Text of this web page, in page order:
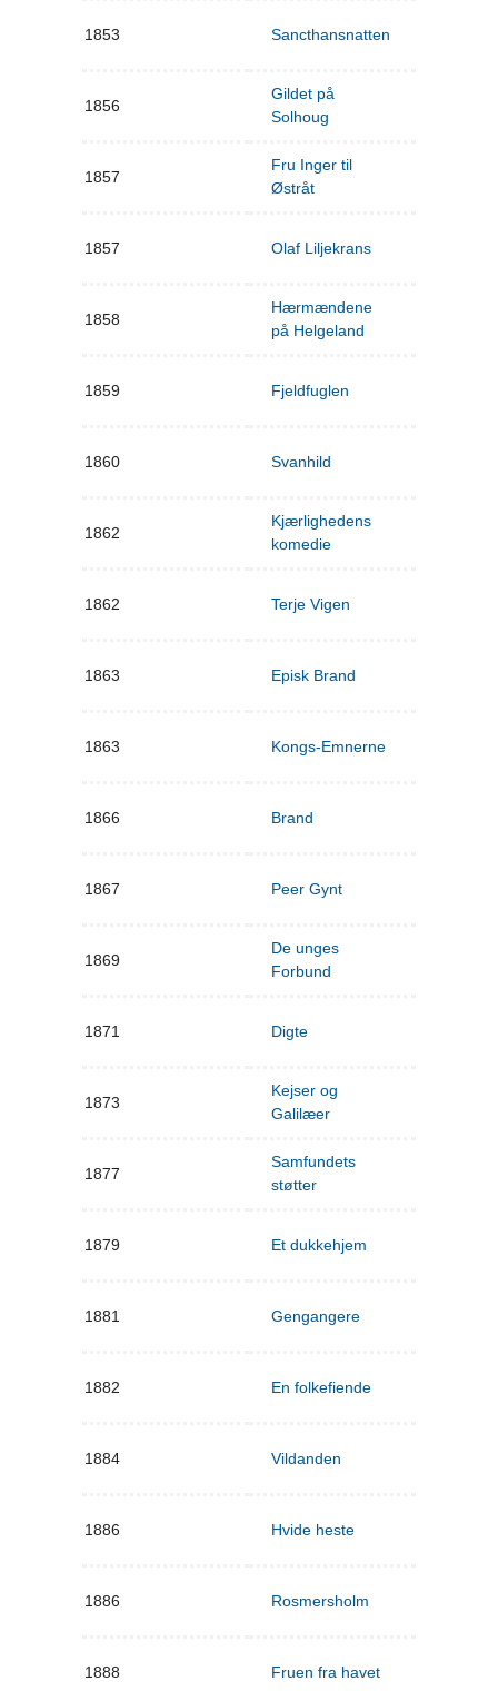
1853 Sancthansnatten
1856
Gildet på
Solhoug
1857
Fru Inger til
Østråt
1857 Olaf Liljekrans
1858
Hærmændene
på Helgeland
1859 Fjeldfuglen
1860 Svanhild
1862
Kjærlighedens
komedie
1862 Terje Vigen
1863 Episk Brand
1863 Kongs-Emnerne
1866 Brand
1867 Peer Gynt
1869
De unges
Forbund
1871 Digte
1873
Kejser og
Galilæer
1877
Samfundets
støtter
1879 Et dukkehjem
1881 Gengangere
1882 En folkefiende
1884 Vildanden
1886 Hvide heste
1886 Rosmersholm
1888 Fruen fra havet